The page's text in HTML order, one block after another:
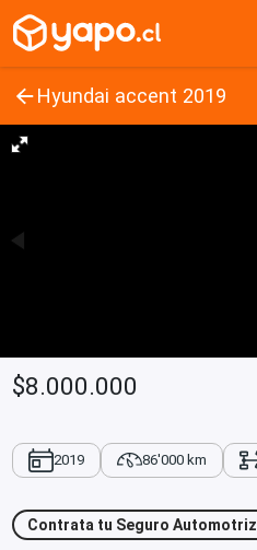
Hyundai accent 2019
$8.000.000
2019 86'000 km
Contrata tu Seguro Automotriz